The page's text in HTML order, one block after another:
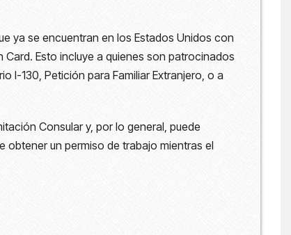
ya se encuentran en los Estados Unidos con
Esto incluye a quienes son patrocinados
I-130, Petición para Familiar Extranjero, o a
Consular y, por lo general, puede
obtener un permiso de trabajo mientras el